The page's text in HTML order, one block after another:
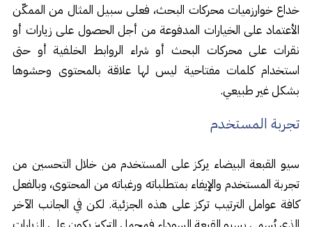
خداع خوارزميات محركات البحث، فعلى سبيل المثال من الممكّن
الأعتماد على الخيارات المدفوعة من أجل الحصول على زيارات أو
نقرات على محركات البحث أو شراء الروابط الخلفية أو حتى
استخدام كلمات مفتاحية ليس لها علاقة بالمحتوى وحشوها
بشكل غير طبيعي.
تجربة المستخدم
سيو القبعة البيضاء يركز على المستخدم من خلال التحسين من
تجربة المستخدم والإيفاء بمتطلباته ورغباته من المحتوى، وبالفعل
كافة عوامل الترتيب تركز على هذه الجزئية. لكن في الجانب الآخر